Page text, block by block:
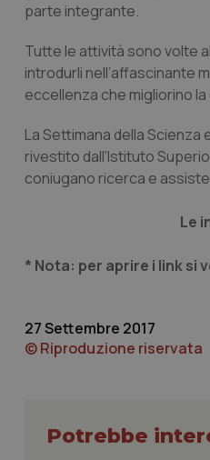
parte integrante.
Tutte le attività sono volte
introdurli nell’affascinante
eccellenza che migliorino
La Settimana della
rivestito dall'Istituto
coniugano ricerca e
Le iniziative
* Nota: per aprire i link si
27 Settembre 2017
© Riproduzione riservata
Potrebbe